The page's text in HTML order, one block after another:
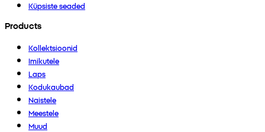
Küpsiste seaded
Products
Kollektsioonid
Imikutele
Laps
Kodukaubad
Naistele
Meestele
Muud